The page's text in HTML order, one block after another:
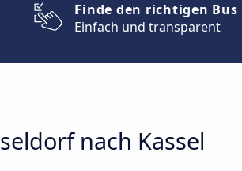
Finde den richtigen Bus
Einfach und transparent
nach Kassel